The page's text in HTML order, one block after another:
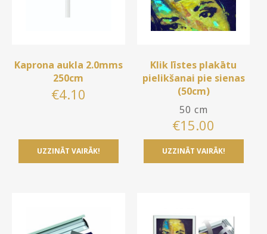
Kaprona aukla 2.0mms
250cm
€4.10
UZZINĀT VAIRĀK!
Klik līstes plakātu
pielikšanai pie sienas
(50cm)
50 cm
€15.00
UZZINĀT VAIRĀK!